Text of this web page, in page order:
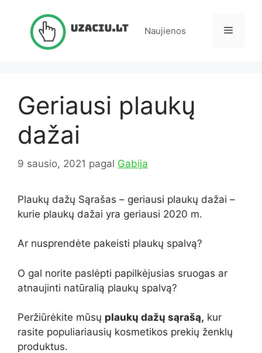
Naujienos Meniu
Geriausi plaukų
dažai
9 sausio, 2021 pagal Gabija
Plaukų dažų Sąrašas – geriausi plaukų dažai –
kurie plaukų dažai yra geriausi 2020 m.
Ar nusprendėte pakeisti plaukų spalvą?
O gal norite paslėpti papilkėjusias sruogas ar
atnaujinti natūralią plaukų spalvą?
Peržiūrėkite mūsų plaukų dažų sąrašą, kur
rasite populiariausių kosmetikos prekių ženklų
produktus.